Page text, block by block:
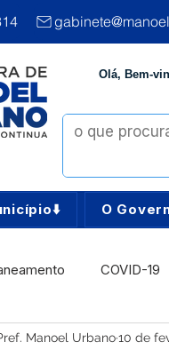
Olá, Bem-
O
COVID-19
Assistência
Manoel Urbano10 de